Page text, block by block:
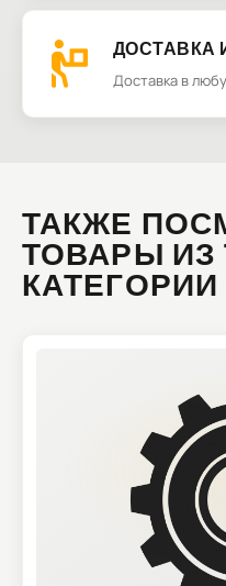
ДОСТАВКА
Доставка в
ТАКЖЕ
ТОВАРЫ ИЗ
КАТЕГОРИИ